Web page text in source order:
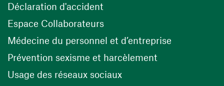
Déclaration d'accident
Espace Collaborateurs(ouvre une nouvelle fenêtre)
Médecine du personnel et d’entreprise
Prévention sexisme et harcèlement
Usage des réseaux sociaux(ouvre une nouvelle